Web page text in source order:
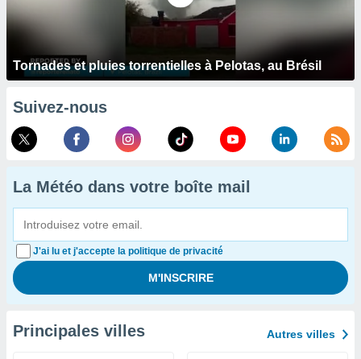
Tornades et pluies torrentielles à Pelotas, au Brésil
Suivez-nous
La Météo dans votre boîte mail
J'ai lu et j'accepte la politique de privacité
Principales villes Autres villes